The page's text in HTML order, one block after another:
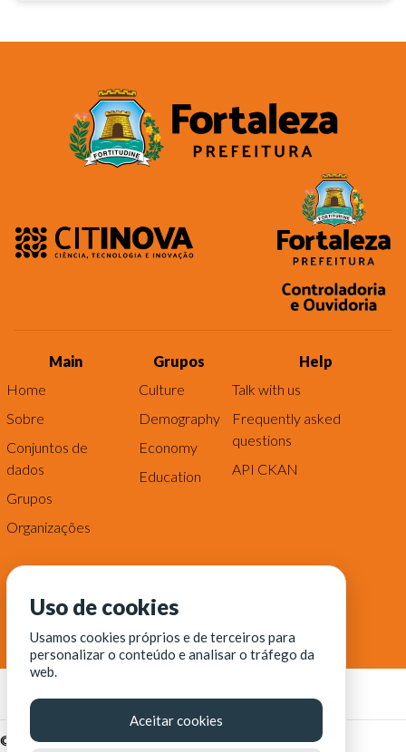
Main
Home
Sobre
Conjuntos de
dados
Grupos
Organizações
Grupos
Culture
Demography
Economy
Education
Help
Talk with us
Frequently asked
questions
API CKAN
© Fortaleza Digital || CITINOVA - Fundação de Ciência,
Uso de cookies
Usamos cookies próprios e de terceiros para
personalizar o conteúdo e analisar o tráfego da
web.
Aceitar cookies